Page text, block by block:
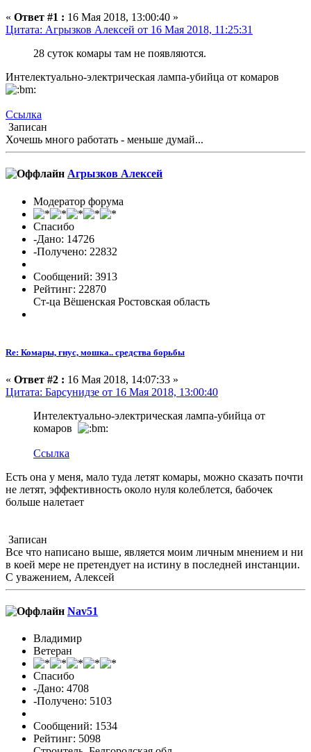
« Ответ #1 : 16 Мая 2018, 13:00:40 »
Цитата: Агрызков Алексей от 16 Мая 2018, 11:25:31
28 суток комары там не появляются.
Интелектуально-электрическая лампа-убийца от комаров
Ссылка
Записан
Хочешь много работать - меньше думай...
Агрызков Алексей
Модератор форума
Спасибо
-Дано: 14726
-Получено: 22832
Сообщений: 3913
Рейтинг: 22870
Ст-ца Вёшенская Ростовская область
Re: Комары, гнус, мошка.. средства борьбы
« Ответ #2 : 16 Мая 2018, 14:07:33 »
Цитата: Барсунидзе от 16 Мая 2018, 13:00:40
Интелектуально-электрическая лампа-убийца от
комаров
Ссылка
Есть она у меня, мало туда летят комары, можно сказать почти
не летят, эффективность около нуля колеблется, бабочек
больше налетает
Записан
Все что написано выше, является моим личным мнением и ни
в коей мере не претендует на истину в последней инстанции.
С уважением, Алексей
Nav51
Владимир
Ветеран
Спасибо
-Дано: 4708
-Получено: 5103
Сообщений: 1534
Рейтинг: 5098